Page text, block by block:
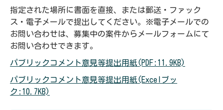
指定された場所に書面を直接、または郵送・ファック
ス・電子メールで提出してください。※電子メールでの
お問い合わせは、募集中の案件からメールフォームにて
お問い合わせできます。
パブリックコメント意見等提出用紙(PDF:11.9KB)
パブリックコメント意見等提出用紙(Excelブッ
ク:10.7KB)